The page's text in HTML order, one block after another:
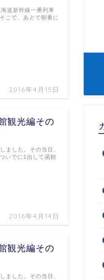
2016年4月15日
道新幹線一番列車
こで、あとで順番に
観光編その
2016年4月14日
ました。その当日、
いでに1泊して函館
観光編その
ました。その当日、